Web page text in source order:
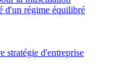
d'un régime équilibré
stratégie d'entreprise